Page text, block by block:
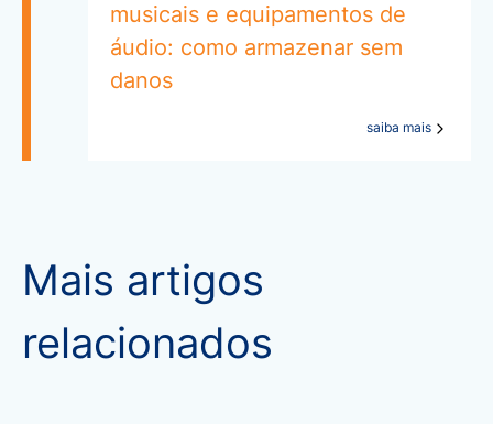
musicais e equipamentos de
áudio: como armazenar sem
danos
saiba mais
Mais artigos
relacionados